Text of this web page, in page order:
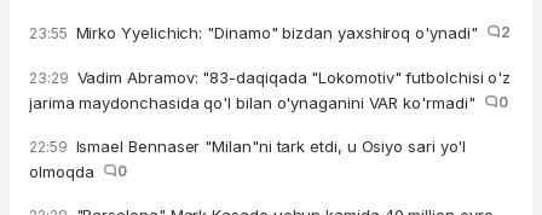
23:55 Mirko Yyelichich: "Dinamo" bizdan yaxshiroq o'ynadi" 2
23:29 Vadim Abramov: "83-daqiqada "Lokomotiv" futbolchisi o'z
jarima maydonchasida qo'l bilan o'ynaganini VAR ko'rmadi"
0
22:59 Ismael Bennaser "Milan"ni tark etdi, u Osiyo sari yo'l
olmoqda
0